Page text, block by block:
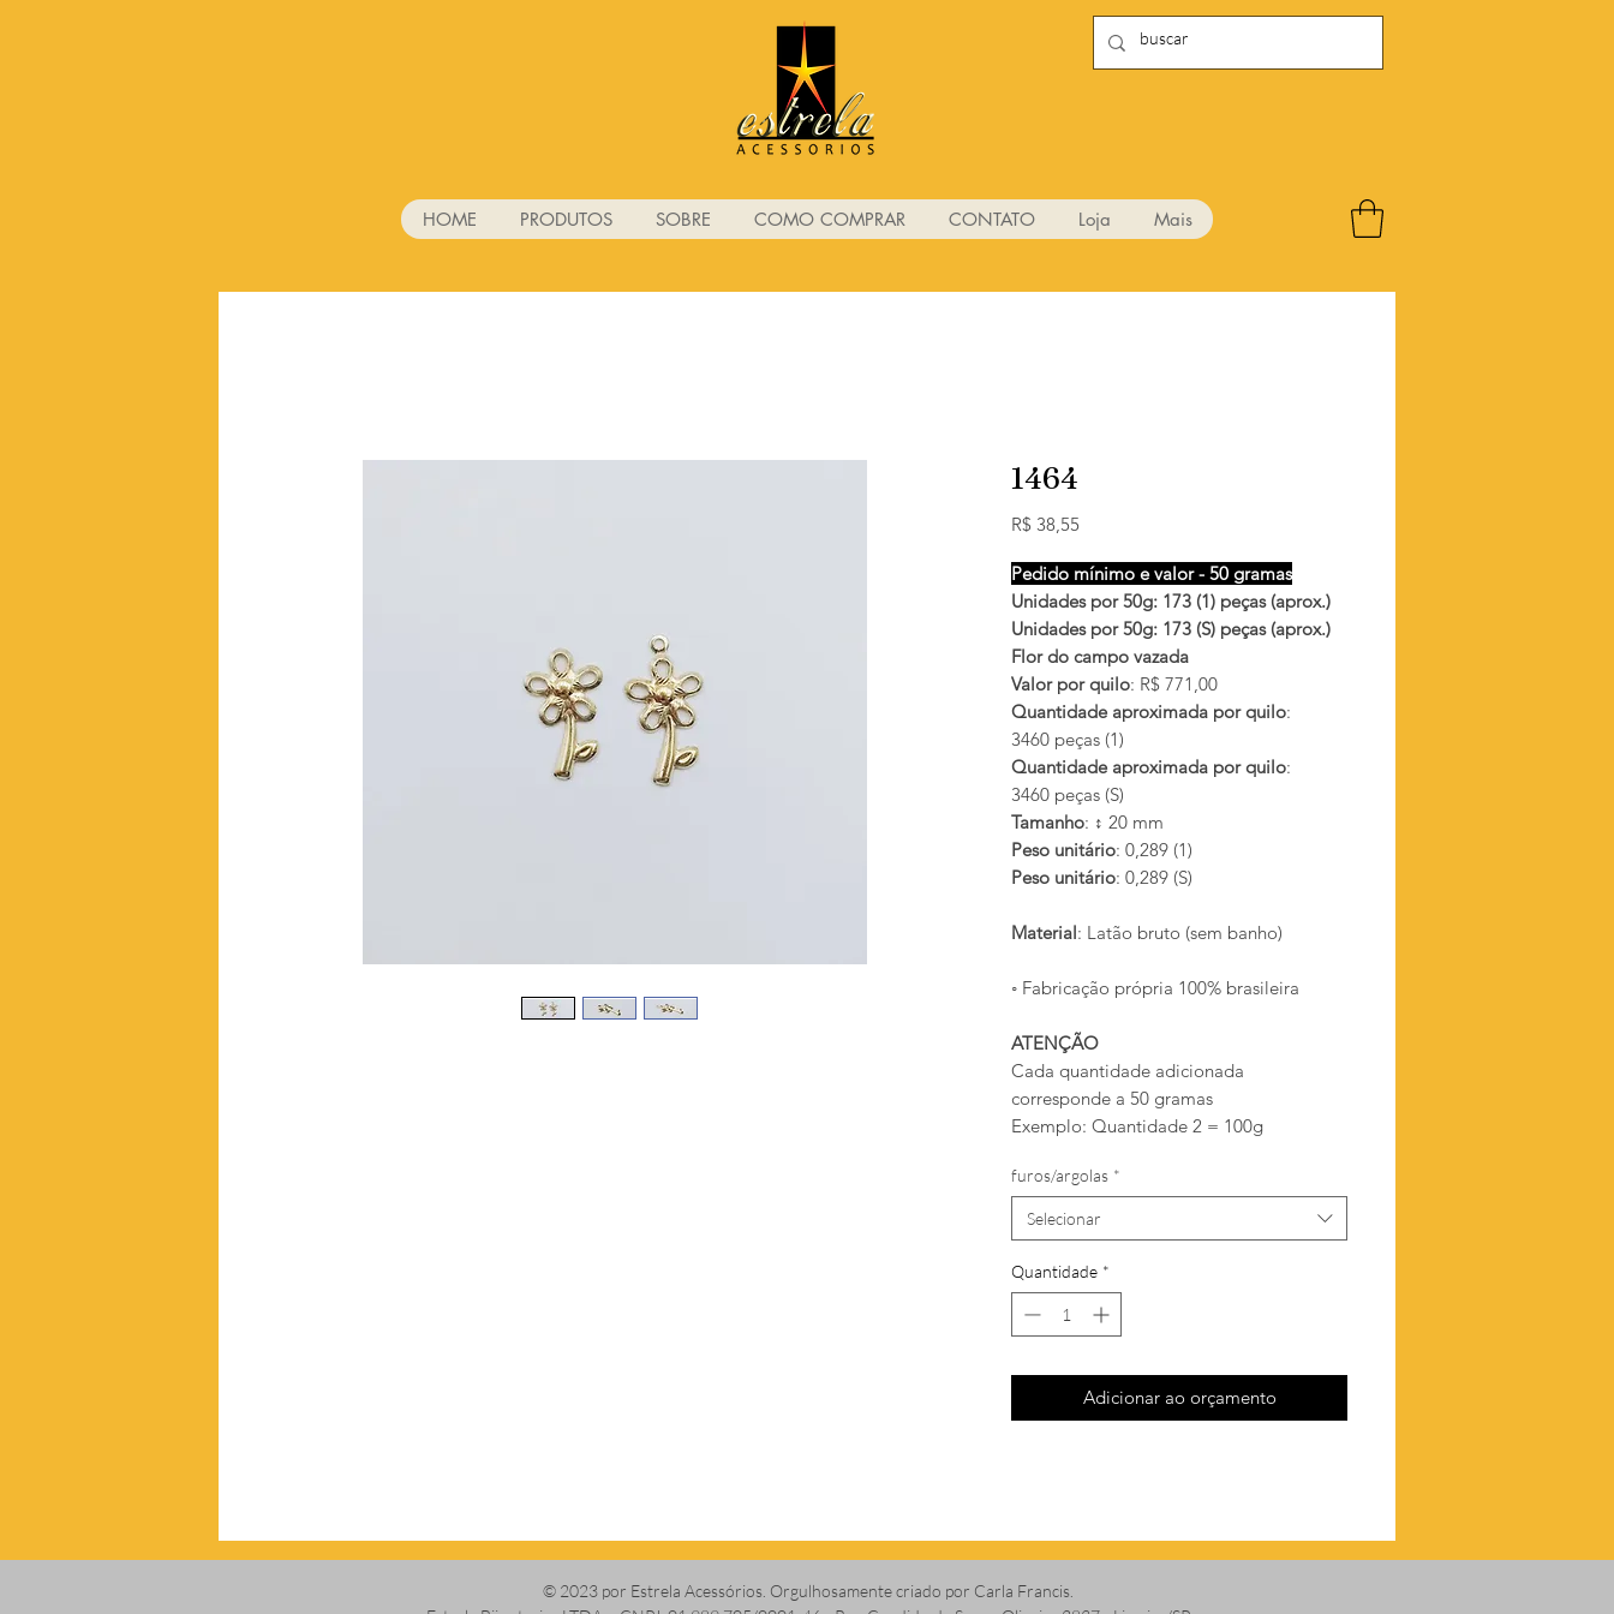
HOME PRODUTOS SOBRE COMO COMPRAR CONTATO Loja Mais
1464
R$ 38,55Preço
Pedido mínimo e valor - 50 gramas
Unidades por 50g: 173 (1) peças (aprox.)
Unidades por 50g: 173 (S) peças (aprox.)
Flor do campo vazada
Valor por quilo: R$ 771,00
Quantidade aproximada por quilo:
3460 peças (1)
Quantidade aproximada por quilo:
3460 peças (S)
Tamanho: ↕ 20 mm
Peso unitário: 0,289 (1)
Peso unitário: 0,289 (S)
Material: Latão bruto (sem banho)
◦ Fabricação própria 100% brasileira
ATENÇÃO
Cada quantidade adicionada
corresponde a 50 gramas
Exemplo: Quantidade 2 = 100g
furos/argolas *
Selecionar
Quantidade *
Adicionar ao orçamento
© 2023 por Estrela Acessórios. Orgulhosamente criado por Carla Francis.